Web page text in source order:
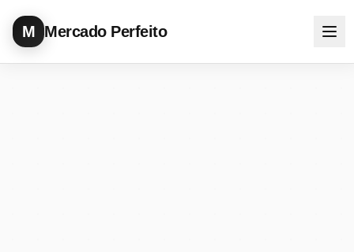
M Mercado Perfeito